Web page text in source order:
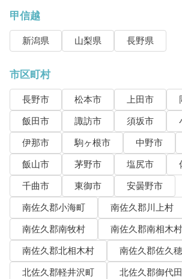
甲信越
新潟県 山梨県 長野県
市区町村
長野市 松本市 上田市
飯田市
諏訪市 須坂市
伊那市
駒ヶ根市 中野市
飯山市
茅野市 塩尻市
千曲市
東御市
安曇野市
南佐久郡小海町
南佐久郡川上村
南佐久郡南牧村
南佐久郡南相木村
南佐久郡北相木村
南佐久郡佐久
北佐久郡軽井沢町
北佐久郡御代